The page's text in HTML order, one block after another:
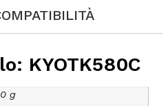
KYOTK580C
g